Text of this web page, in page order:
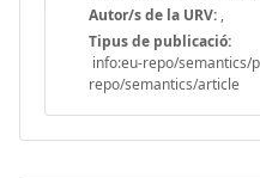
Autor/s de la URV: ,
Tipus de publicació:
info:eu-repo/semantics/
repo/semantics/article